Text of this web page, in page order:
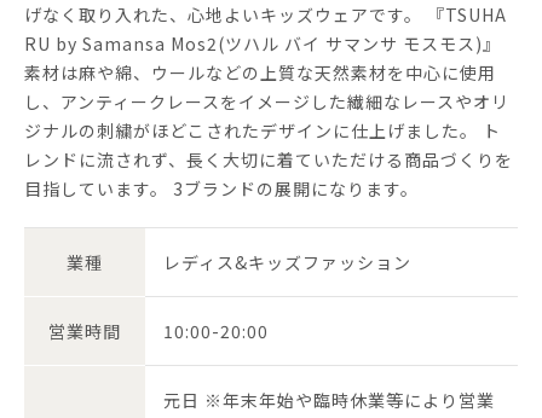
げなく取り入れた、心地よいキッズウェアです。 『TSUHA
RU by Samansa Mos2(ツハル バイ サマンサ モスモス)』
素材は麻や綿、ウールなどの上質な天然素材を中心に使用
し、アンティークレースをイメージした繊細なレースやオリ
ジナルの刺繍がほどこされたデザインに仕上げました。 ト
レンドに流されず、長く大切に着ていただける商品づくりを
目指しています。 3ブランドの展開になります。
業種 レディス&キッズファッション
営業時間 10:00-20:00
元日 ※年末年始や臨時休業等により営業